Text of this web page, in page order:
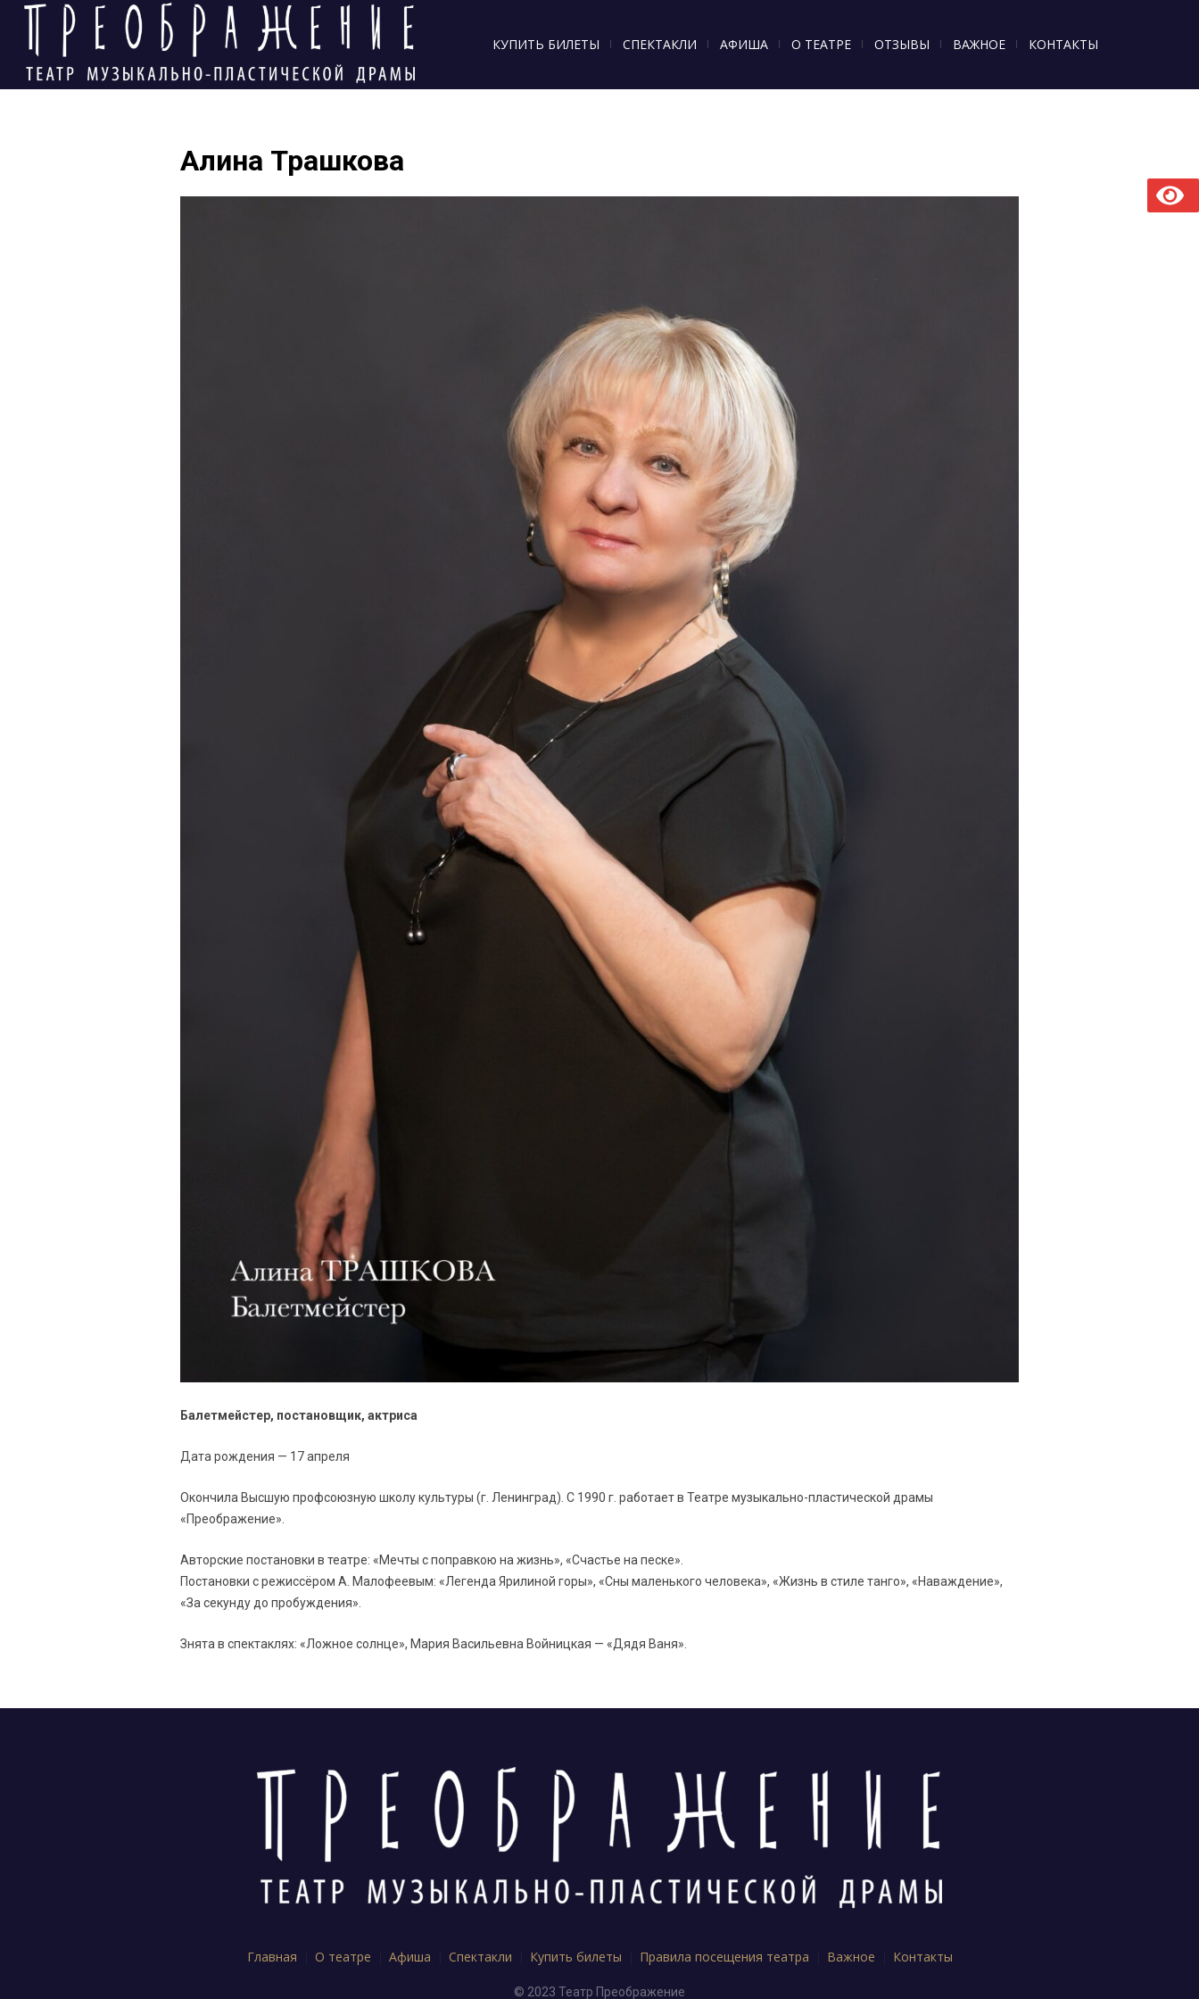
КУПИТЬ БИЛЕТЫ СПЕКТАКЛИ АФИША О ТЕАТРЕ ОТЗЫВЫ ВАЖНОЕ КОНТАКТЫ
Алина Трашкова
Балетмейстер, постановщик, актриса
Дата рождения — 17 апреля
Окончила Высшую профсоюзную школу культуры (г. Ленинград). С 1990 г. работает в Театре музыкально-пластической драмы
«Преображение».
Авторские постановки в театре: «Мечты с поправкою на жизнь», «Счастье на песке».
Постановки с режиссёром А. Малофеевым: «Легенда Ярилиной горы», «Сны маленького человека», «Жизнь в стиле танго», «Наваждение»,
«За секунду до пробуждения».
Знята в спектаклях: «Ложное солнце», Мария Васильевна Войницкая — «Дядя Ваня».
Главная О театре Афиша Спектакли Купить билеты Правила посещения театра Важное Контакты
© 2023 Театр Преображение